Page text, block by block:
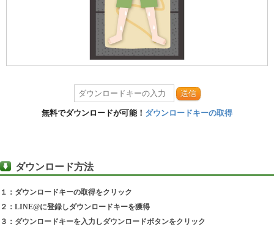
送信
無料でダウンロードが可能！ ダウンロードキーの取得
ダウンロード方法
１：ダウンロードキーの取得をクリック
２：LINE@に登録しダウンロードキーを獲得
３：ダウンロードキーを入力しダウンロードボタンをクリック